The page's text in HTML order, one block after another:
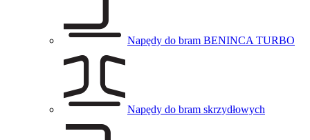
Napędy do bram BENINCA TURBO
Napędy do bram skrzydłowych